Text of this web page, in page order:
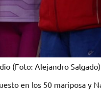
(Foto: Alejandro Salgado)
en los 50 mariposa y